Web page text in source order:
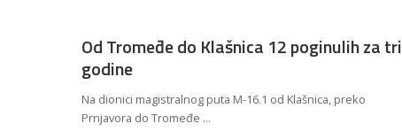
Od Tromeđe do Klašnica 12 poginulih za tri
godine
Na dionici magistralnog puta M-16.1 od Klašnica, preko
Prnjavora do Tromeđe ...